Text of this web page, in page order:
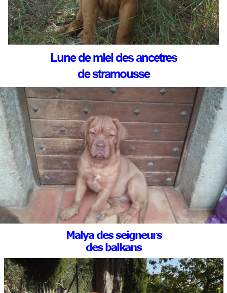
Lune de miel des ancetres
de stramousse
Malya des seigneurs
des balkans